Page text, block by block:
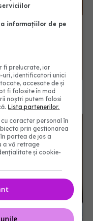
că ai probleme
accidentul
informațiilor de pe
fi prelucrate, iar
uri, identificatori unici
accesate de și
fi folosite în mod
noștri putem folosi
Lista partenerilor.
caracter personal în
prin gestionarea
partea de jos a
a vă retrage
și cookie-